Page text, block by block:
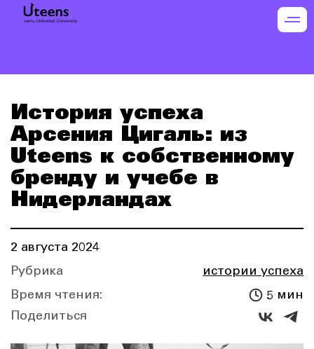
История успеха
Арсения Цигаль: из
Uteens к собственному
бренду и учебе в
Нидерландах
2 августа 2024
Рубрика
истории успеха
Время чтения:
5 мин
Поделиться